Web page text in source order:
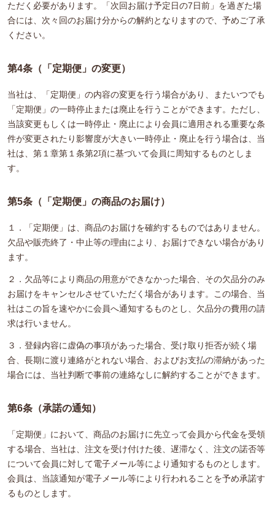
ただく必要があります。「次回お届け予定日の7日前」を過ぎた場
合には、次々回のお届け分からの解約となりますので、予めご了承
ください。
第4条（「定期便」の変更）
当社は、「定期便」の内容の変更を行う場合があり、またいつでも
「定期便」の一時停止または廃止を行うことができます。ただし、
当該変更もしくは一時停止・廃止により会員に適用される重要な条
件が変更されたり影響度が大きい一時停止・廃止を行う場合は、当
社は、第１章第１条第2項に基づいて会員に周知するものとしま
す。
第5条（「定期便」の商品のお届け）
１．「定期便」は、商品のお届けを確約するものではありません。
欠品や販売終了・中止等の理由により、お届けできない場合があり
ます。
２．欠品等により商品の用意ができなかった場合、その欠品分のみ
お届けをキャンセルさせていただく場合があります。この場合、当
社はこの旨を速やかに会員へ通知するものとし、欠品分の費用の請
求は行いません。
３．登録内容に虚偽の事項があった場合、受け取り拒否が続く場
合、長期に渡り連絡がとれない場合、およびお支払の滞納があった
場合には、当社判断で事前の連絡なしに解約することができます。
第6条（承諾の通知）
「定期便」において、商品のお届けに先立って会員から代金を受領
する場合、当社は、注文を受け付けた後、遅滞なく、注文の諾否等
について会員に対して電子メール等により通知するものとします。
会員は、当該通知が電子メール等により行われることを予め承諾す
るものとします。